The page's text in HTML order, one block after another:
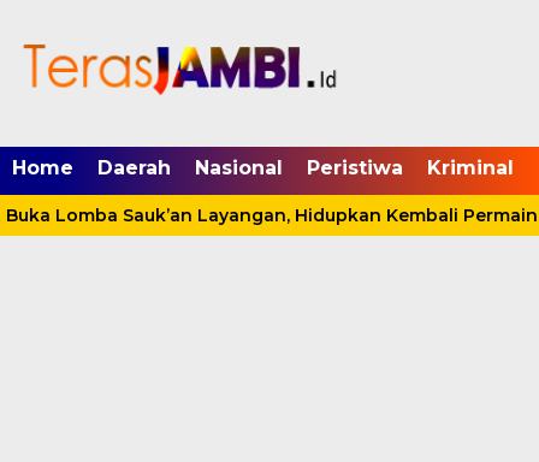
Home Daerah Nasional Peristiwa Kriminal
Lomba Sauk’an Layangan, Hidupkan Kembali